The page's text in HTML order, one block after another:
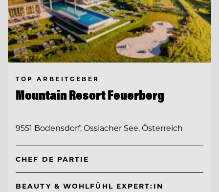
TOP ARBEITGEBER
Mountain Resort Feuerberg
9551 Bodensdorf, Ossiacher See, Österreich
CHEF DE PARTIE
BEAUTY & WOHLFÜHL EXPERT:IN